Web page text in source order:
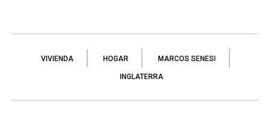
VIVIENDA HOGAR MARCOS SENESI
INGLATERRA